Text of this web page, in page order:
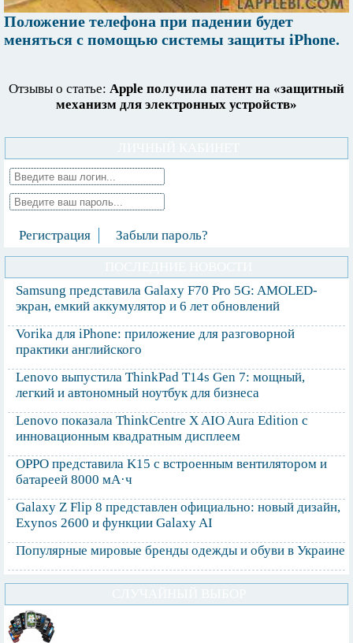
Положение телефона при падении будет
меняться с помощью системы защиты iPhone.
Отзывы о статье: Apple получила патент на «защитный
механизм для электронных устройств»
Регистрация Забыли пароль?
Samsung представила Galaxy F70 Pro 5G: AMOLED-
экран, емкий аккумулятор и 6 лет обновлений
Vorika для iPhone: приложение для разговорной
практики английского
Lenovo выпустила ThinkPad T14s Gen 7: мощный,
легкий и автономный ноутбук для бизнеса
Lenovo показала ThinkCentre X AIO Aura Edition с
инновационным квадратным дисплеем
OPPO представила K15 с встроенным вентилятором и
батареей 8000 мА·ч
Galaxy Z Flip 8 представлен официально: новый дизайн,
Exynos 2600 и функции Galaxy AI
Популярные мировые бренды одежды и обуви в Украине